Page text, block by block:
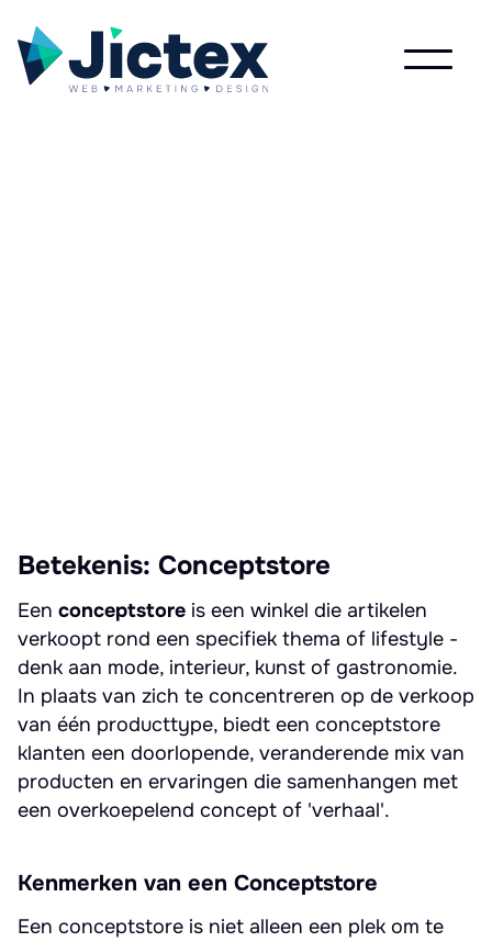
Betekenis: Conceptstore
Een conceptstore is een winkel die artikelen
verkoopt rond een specifiek thema of lifestyle -
denk aan mode, interieur, kunst of gastronomie.
In plaats van zich te concentreren op de verkoop
van één producttype, biedt een conceptstore
klanten een doorlopende, veranderende mix van
producten en ervaringen die samenhangen met
een overkoepelend concept of 'verhaal'.
Kenmerken van een Conceptstore
Een conceptstore is niet alleen een plek om te